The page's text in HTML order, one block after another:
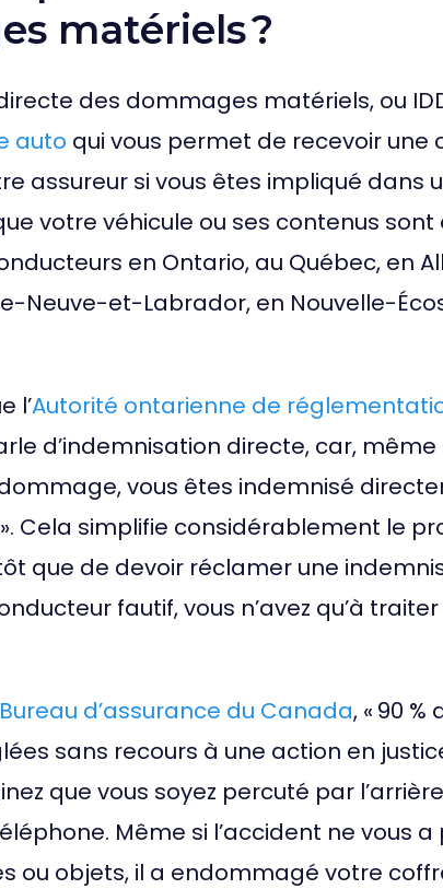
matériels ?
des dommages matériels, ou
auto qui vous permet de recevoir une
assureur si vous êtes impliqué dans
votre véhicule ou ses contenus
en Ontario, au Québec, en
Neuve-et-Labrador, en Nouvelle-
l’Autorité ontarienne de
d’indemnisation directe, car, même
vous êtes indemnisé
Cela simplifie considérablement le
que de devoir réclamer une
fautif, vous n’avez qu’à
Bureau d’assurance du Canada, « 90
sans recours à une action en
que vous soyez percuté par
Même si l’accident ne vous
ou objets, il a endommagé votre